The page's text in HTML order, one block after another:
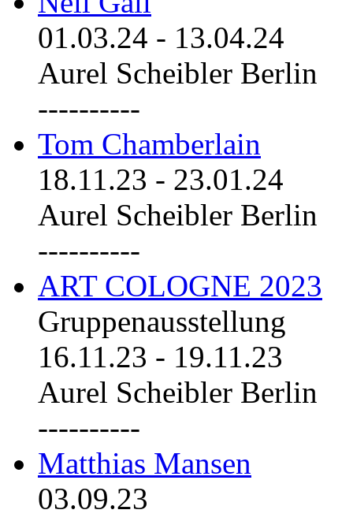
01.03.24 - 13.04.24
Aurel Scheibler Berlin
----------
Tom Chamberlain
18.11.23 - 23.01.24
Aurel Scheibler Berlin
----------
ART COLOGNE 2023
Gruppenausstellung
16.11.23 - 19.11.23
Aurel Scheibler Berlin
----------
Matthias Mansen
03.09.23